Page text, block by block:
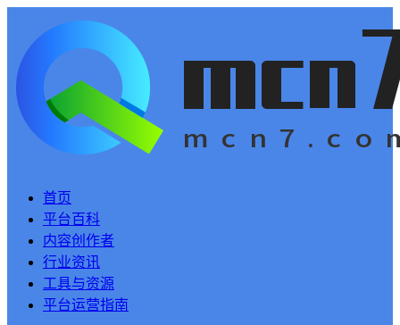
首页
平台百科
内容创作者
行业资讯
工具与资源
平台运营指南